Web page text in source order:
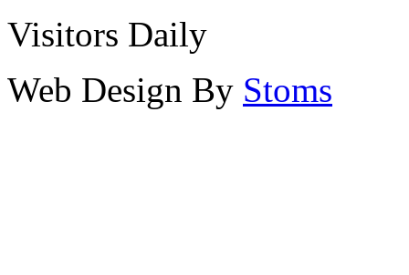
Visitors Daily
Web Design By Stoms